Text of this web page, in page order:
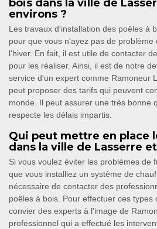
bois dans la ville de
environs ?
Les travaux d'installation des poêles à
pour que vous n'ayez pas de problème
l'hiver. En fait, il est utile de contacter
pour les réaliser. Ainsi, il est de notre
service d'un expert comme Ramoneur
peut proposer des tarifs qui peuvent
monde. Il peut assurer une très bonne
respecte les délais impartis.
Qui peut mettre en place
dans la ville de Lasserre
Si vous voulez éviter les problèmes de
que vous installiez un système de
nécessaire de contacter des
poêles à bois. Pour effectuer ces types
convier des experts à l'image de
professionnel qui a effectué les